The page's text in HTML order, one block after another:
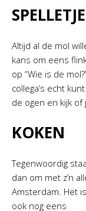
Altijd al de mol
kans om eens
op “Wie is de
collega’s echt
de ogen en kijk
KOKEN
Tegenwoordig
dan om met z’n
Amsterdam. Het
ook nog eens